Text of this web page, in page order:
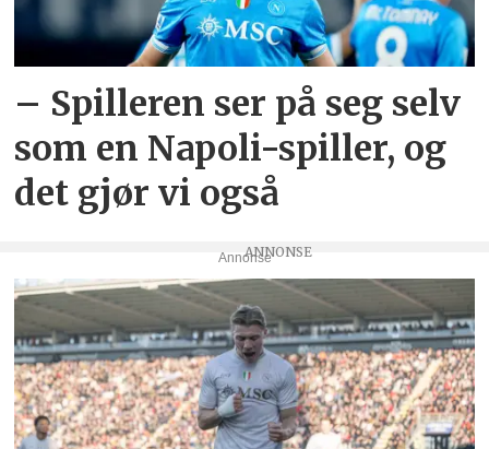
– Spilleren ser på seg selv
som en Napoli-spiller, og
det gjør vi også
Annonse